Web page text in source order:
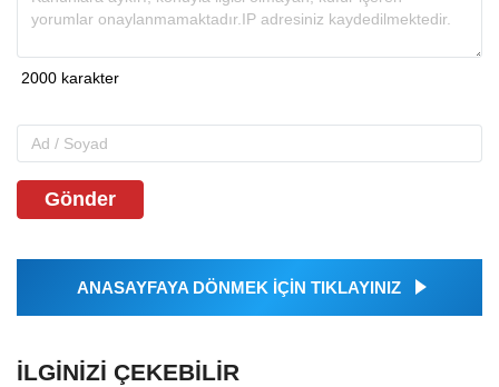
Gönder
ANASAYFAYA DÖNMEK İÇİN TIKLAYINIZ
İLGINIZI ÇEKEBILIR